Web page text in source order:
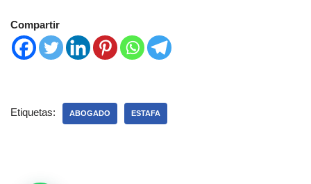
Compartir
Etiquetas: ABOGADO ESTAFA